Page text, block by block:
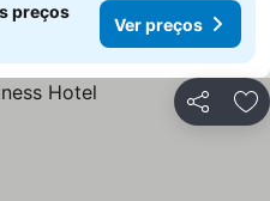
preços
Ver preços
Partilhar